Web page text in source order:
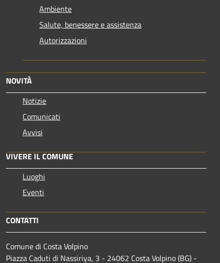
Ambiente
Salute, benessere e assistenza
Autorizzazioni
NOVITÀ
Notizie
Comunicati
Avvisi
VIVERE IL COMUNE
Luoghi
Eventi
CONTATTI
Comune di Costa Volpino
Piazza Caduti di Nassiriya, 3 - 24062 Costa Volpino (BG) -